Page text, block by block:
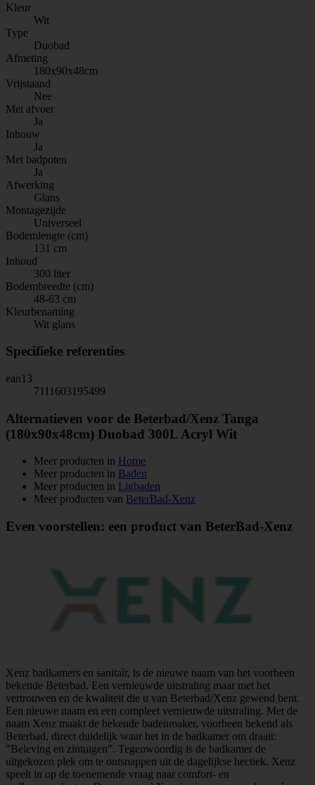
Kleur
Wit
Type
Duobad
Afmeting
180x90x48cm
Vrijstaand
Nee
Met afvoer
Ja
Inbouw
Ja
Met badpoten
Ja
Afwerking
Glans
Montagezijde
Universeel
Bodemlengte (cm)
131 cm
Inhoud
300 liter
Bodembreedte (cm)
48-63 cm
Kleurbenaming
Wit glans
Specifieke referenties
ean13
7111603195499
Alternatieven voor de Beterbad/Xenz Tanga
(180x90x48cm) Duobad 300L Acryl Wit
Meer producten in Home
Meer producten in Baden
Meer producten in Ligbaden
Meer producten van BeterBad-Xenz
Even voorstellen: een product van BeterBad-Xenz
Xenz badkamers en sanitair, is de nieuwe naam van het voorheen
bekende Beterbad. Een vernieuwde uitstraling maar met het
vertrouwen en de kwaliteit die u van Beterbad/Xenz gewend bent.
Een nieuwe naam en een compleet vernieuwde uitstraling. Met de
naam Xenz maakt de bekende badenmaker, voorheen bekend als
Beterbad, direct duidelijk waar het in de badkamer om draait:
"Beleving en zintuigen". Tegenwoordig is de badkamer de
uitgekozen plek om te ontsnappen uit de dagelijkse hectiek. Xenz
speelt in op de toenemende vraag naar comfort- en